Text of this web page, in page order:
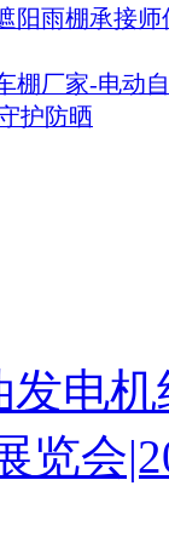
阳雨棚承接师
棚厂家-电动
护防晒
发电机
览会